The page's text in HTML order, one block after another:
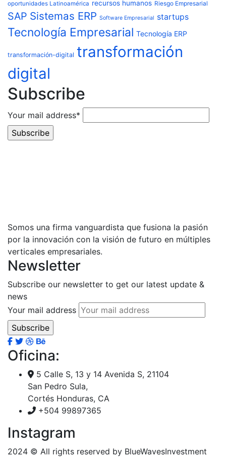
oportunidades Latinoamérica recursos humanos Riesgo Empresarial
SAP Sistemas ERP Software Empresarial startups
Tecnología Empresarial Tecnología ERP
transformación-digital transformación
digital
Subscribe
Your mail address*
Somos una firma vanguardista que fusiona la pasión
por la innovación con la visión de futuro en múltiples
verticales empresariales.
Newsletter
Subscribe our newsletter to get our latest update &
news
Your mail address
Oficina:
5 Calle S, 13 y 14 Avenida S, 21104
San Pedro Sula,
Cortés Honduras, CA
+504 99897365
Instagram
2024 © All rights reserved by BlueWavesInvestment